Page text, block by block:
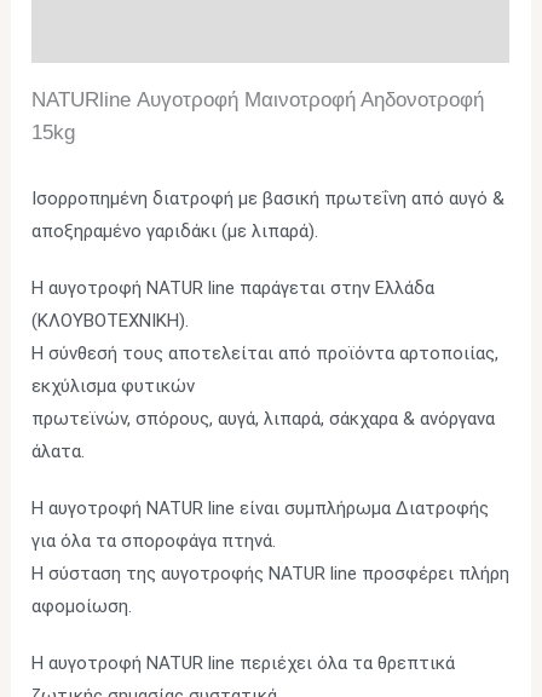
NATURline Αυγοτροφή Μαινοτροφή Αηδονοτροφή
15kg
Ισορροπημένη διατροφή με βασική πρωτεΐνη από αυγό &
αποξηραμένο γαριδάκι (με λιπαρά).
Η αυγοτροφή NATUR line παράγεται στην Ελλάδα
(ΚΛΟΥΒΟΤΕΧΝΙΚΗ).
Η σύνθεσή τους αποτελείται από προϊόντα αρτοποιίας,
εκχύλισμα φυτικών
πρωτεϊνών, σπόρους, αυγά, λιπαρά, σάκχαρα & ανόργανα
άλατα.
Η αυγοτροφή NATUR line είναι συμπλήρωμα Διατροφής
για όλα τα σποροφάγα πτηνά.
Η σύσταση της αυγοτροφής NATUR line προσφέρει πλήρη
αφομοίωση.
Η αυγοτροφή NATUR line περιέχει όλα τα θρεπτικά